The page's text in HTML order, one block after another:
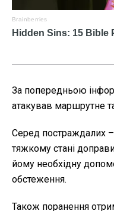
За попередньою
атакував маршрутне
Серед постраждалих –
тяжкому стані
йому необхідну
обстеження.
Також поранення